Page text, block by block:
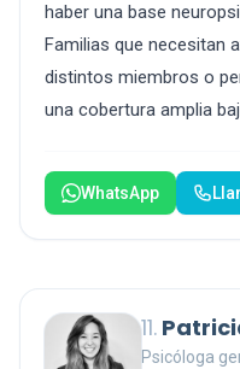
haber una base
Familias que necesitan
distintos miembros o
una cobertura amplia
WhatsApp
11.
Psicóloga